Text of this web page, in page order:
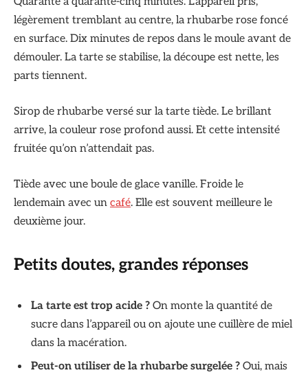
légèrement tremblant au centre, la rhubarbe rose foncé
en surface. Dix minutes de repos dans le moule avant de
démouler. La tarte se stabilise, la découpe est nette, les
parts tiennent.
Sirop de rhubarbe versé sur la tarte tiède. Le brillant
arrive, la couleur rose profond aussi. Et cette intensité
fruitée qu’on n’attendait pas.
Tiède avec une boule de glace vanille. Froide le
lendemain avec un café. Elle est souvent meilleure le
deuxième jour.
Petits doutes, grandes réponses
La tarte est trop acide ? On monte la quantité de
sucre dans l’appareil ou on ajoute une cuillère de miel
dans la macération.
Peut-on utiliser de la rhubarbe surgelée ? Oui, mais